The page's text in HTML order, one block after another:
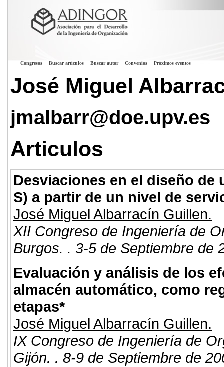
Congresos Buscar artículos Buscar autor Convenios Próximos eventos
José Miguel
jmalbarr@doe.upv.es
Articulos
Desviaciones en el diseño
S) a partir de un nivel de
José Miguel Albarracín Guillen.
XII Congreso de Ingeniería de
Burgos. . 3-5 de Septiembre de
Evaluación y análisis de los
almacén automático, como
etapas*
José Miguel Albarracín Guillen.
IX Congreso de Ingeniería de
Gijón. . 8-9 de Septiembre de